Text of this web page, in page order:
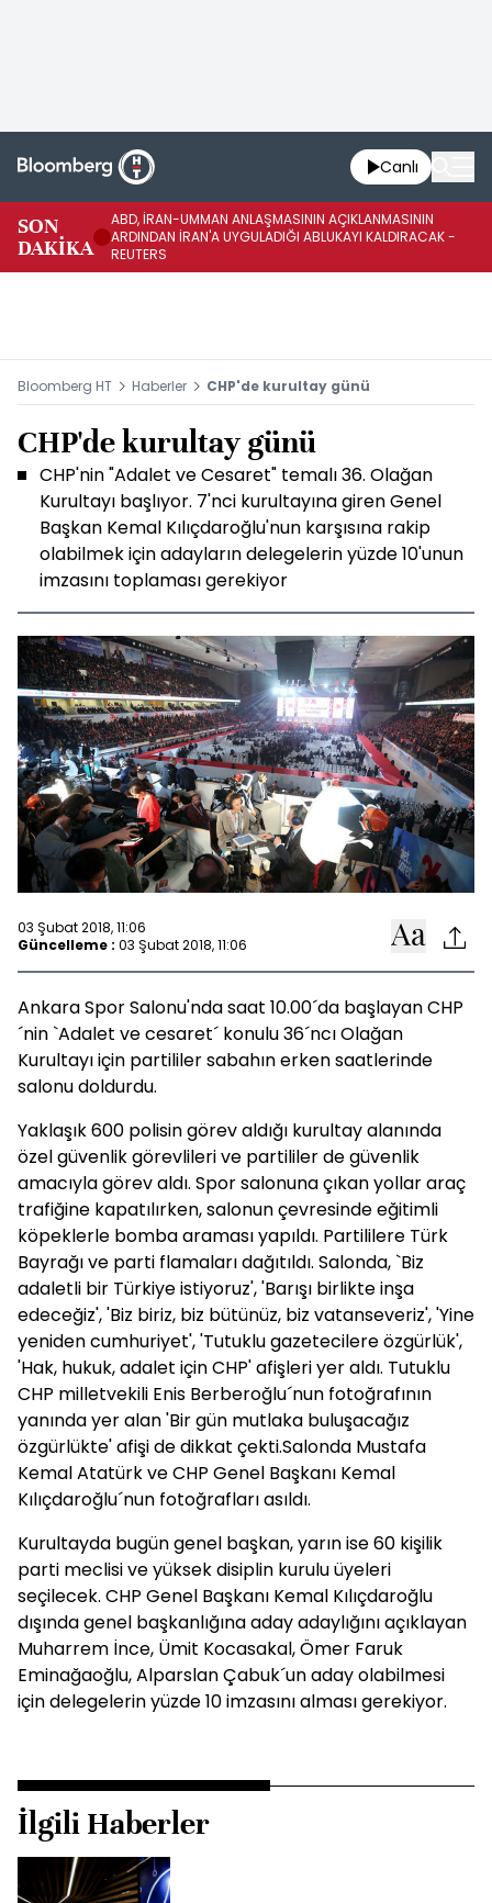
Canlı
SON
DAKİKA
ABD, İRAN-UMMAN ANLAŞMASININ AÇIKLANMASININ
ARDINDAN İRAN'A UYGULADIĞI ABLUKAYI KALDIRACAK -
REUTERS
Bloomberg HT Haberler CHP'de kurultay günü
CHP'de kurultay günü
CHP'nin "Adalet ve Cesaret" temalı 36. Olağan
Kurultayı başlıyor. 7'nci kurultayına giren Genel
Başkan Kemal Kılıçdaroğlu'nun karşısına rakip
olabilmek için adayların delegelerin yüzde 10'unun
imzasını toplaması gerekiyor
03 Şubat 2018, 11:06
Güncelleme : 03 Şubat 2018, 11:06
Ankara Spor Salonu'nda saat 10.00´da başlayan CHP
´nin `Adalet ve cesaret´ konulu 36´ncı Olağan
Kurultayı için partililer sabahın erken saatlerinde
salonu doldurdu.
Yaklaşık 600 polisin görev aldığı kurultay alanında
özel güvenlik görevlileri ve partililer de güvenlik
amacıyla görev aldı. Spor salonuna çıkan yollar araç
trafiğine kapatılırken, salonun çevresinde eğitimli
köpeklerle bomba araması yapıldı. Partililere Türk
Bayrağı ve parti flamaları dağıtıldı. Salonda, `Biz
adaletli bir Türkiye istiyoruz', 'Barışı birlikte inşa
edeceğiz', 'Biz biriz, biz bütünüz, biz vatanseveriz', 'Yine
yeniden cumhuriyet', 'Tutuklu gazetecilere özgürlük',
'Hak, hukuk, adalet için CHP' afişleri yer aldı. Tutuklu
CHP milletvekili Enis Berberoğlu´nun fotoğrafının
yanında yer alan 'Bir gün mutlaka buluşacağız
özgürlükte' afişi de dikkat çekti.Salonda Mustafa
Kemal Atatürk ve CHP Genel Başkanı Kemal
Kılıçdaroğlu´nun fotoğrafları asıldı.
Kurultayda bugün genel başkan, yarın ise 60 kişilik
parti meclisi ve yüksek disiplin kurulu üyeleri
seçilecek. CHP Genel Başkanı Kemal Kılıçdaroğlu
dışında genel başkanlığına aday adaylığını açıklayan
Muharrem İnce, Ümit Kocasakal, Ömer Faruk
Eminağaoğlu, Alparslan Çabuk´un aday olabilmesi
için delegelerin yüzde 10 imzasını alması gerekiyor.
İlgili Haberler